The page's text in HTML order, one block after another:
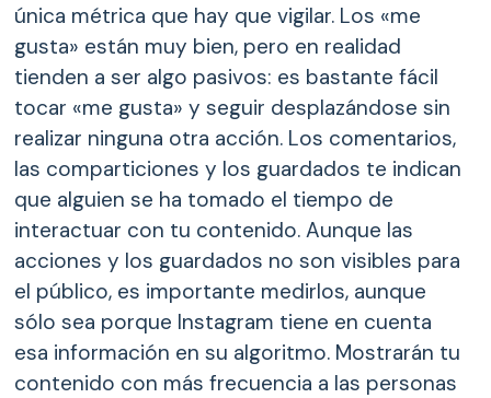
única métrica que hay que vigilar. Los «me
gusta» están muy bien, pero en realidad
tienden a ser algo pasivos: es bastante fácil
tocar «me gusta» y seguir desplazándose sin
realizar ninguna otra acción. Los comentarios,
las comparticiones y los guardados te indican
que alguien se ha tomado el tiempo de
interactuar con tu contenido. Aunque las
acciones y los guardados no son visibles para
el público, es importante medirlos, aunque
sólo sea porque Instagram tiene en cuenta
esa información en su algoritmo. Mostrarán tu
contenido con más frecuencia a las personas